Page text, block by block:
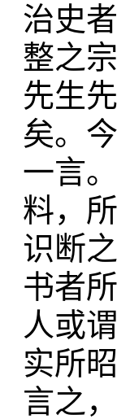
治史
整之
先生
矣。
一言
料，
识断
书者
人或
实所
言之